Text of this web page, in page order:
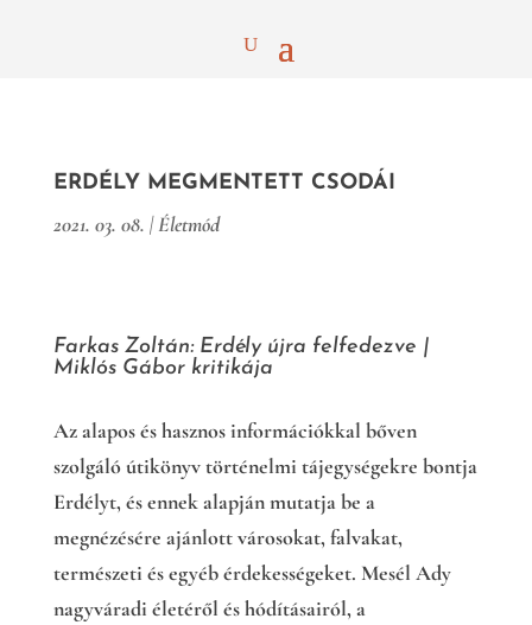
ERDÉLY MEGMENTETT CSODÁI
2021. 03. 08. |Életmód
Farkas Zoltán: Erdély újra felfedezve |
Miklós Gábor kritikája
Az alapos és hasznos információkkal bőven
szolgáló útikönyv történelmi tájegységekre bontja
Erdélyt, és ennek alapján mutatja be a
megnézésére ajánlott városokat, falvakat,
természeti és egyéb érdekességeket. Mesél Ady
nagyváradi életéről és hódításairól, a